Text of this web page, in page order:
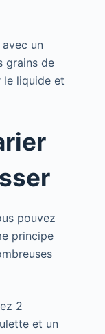
un
grains de
le liquide et
pouvez
principe
2
et un